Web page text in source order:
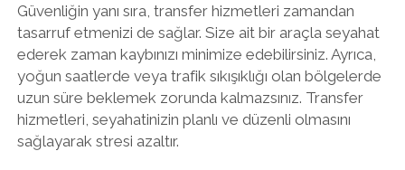
Güvenliğin yanı sıra, transfer hizmetleri zamandan
tasarruf etmenizi de sağlar. Size ait bir araçla seyahat
ederek zaman kaybınızı minimize edebilirsiniz. Ayrıca,
yoğun saatlerde veya trafik sıkışıklığı olan bölgelerde
uzun süre beklemek zorunda kalmazsınız. Transfer
hizmetleri, seyahatinizin planlı ve düzenli olmasını
sağlayarak stresi azaltır.